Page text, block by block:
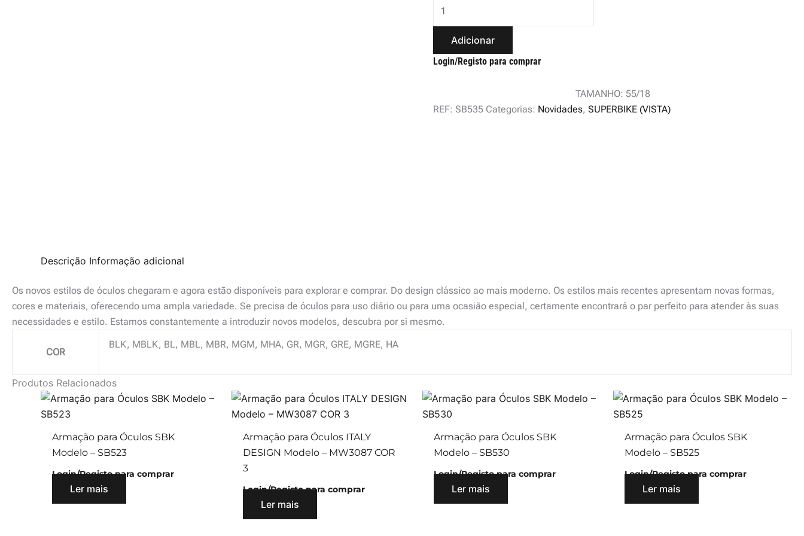
Adicionar
Login/Registo para comprar
TAMANHO: 55/18
REF:SB535 Categorias: Novidades,SUPERBIKE (VISTA)
Descrição Informação adicional
Os novos estilos de óculos chegaram e agora estão disponíveis para explorar e comprar. Do design clássico ao mais moderno. Os estilos mais recentes apresentam novas formas,
cores e materiais, oferecendo uma ampla variedade. Se precisa de óculos para uso diário ou para uma ocasião especial, certamente encontrará o par perfeito para atender às suas
necessidades e estilo. Estamos constantemente a introduzir novos modelos, descubra por si mesmo.
COR
BLK, MBLK, BL, MBL, MBR, MGM, MHA, GR, MGR, GRE, MGRE, HA
Produtos Relacionados
Armação para Óculos SBK
Modelo – SB523
Login/Registo para comprar
Ler mais
Armação para Óculos ITALY
DESIGN Modelo – MW3087 COR
3
Login/Registo para comprar
Ler mais
Armação para Óculos SBK
Modelo – SB530
Login/Registo para comprar
Ler mais
Armação para Óculos SBK
Modelo – SB525
Login/Registo para comprar
Ler mais